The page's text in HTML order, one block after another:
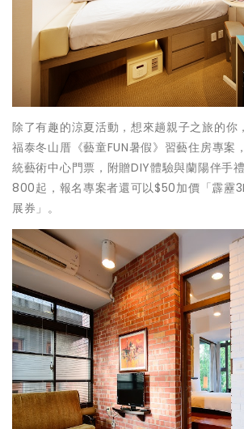
除了有趣的涼夏活動，想來趟親子之旅的你
福泰冬山厝《藝童FUN暑假》習藝住房專案
統藝術中心門票，附贈DIY體驗與蘭陽伴手
800起，報名專案者還可以$50加價「霹靂
展券」。